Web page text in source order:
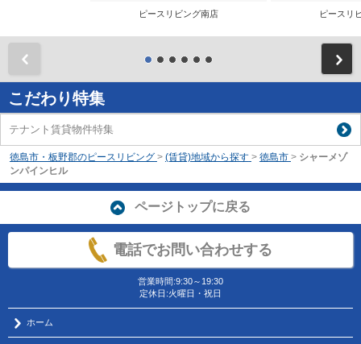
ピースリビング南店 ピースリ
こだわり特集
テナント賃貸物件特集
徳島市・板野郡のピースリビング > (賃貸)地域から探す > 徳島市 > シャーメゾ
ンパインヒル
ページトップに戻る
電話でお問い合わせする
営業時間:9:30～19:30
定休日:火曜日・祝日
ホーム